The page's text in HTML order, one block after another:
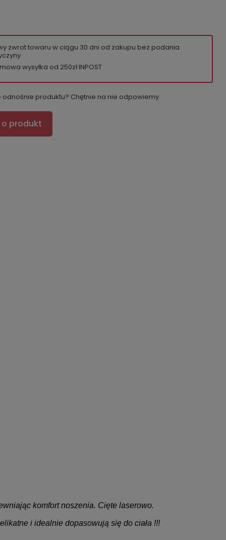
zwrot towaru w ciągu 30 dni od zakupu bez podania
wysyłka od 250zł INPOST
odnośnie produktu? Chętnie na nie odpowiemy.
produkt
komfort noszenia. Cięte laserowo.
i idealnie dopasowują się do ciała !!!